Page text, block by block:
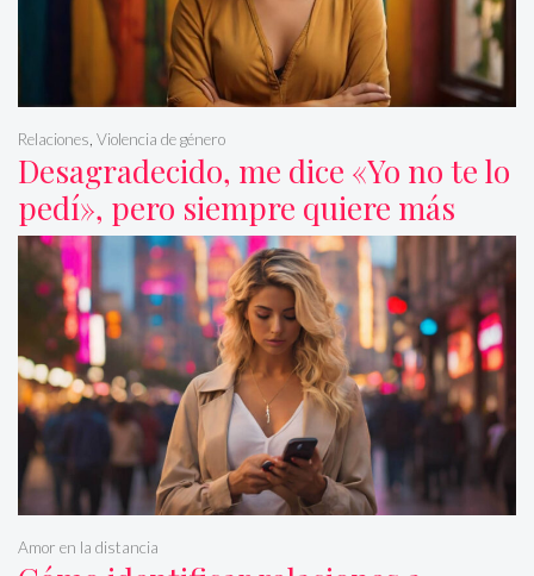
Desagradecido, me dice «Yo no te lo
pedí», pero siempre quiere más
Relaciones Violencia de género
Amor en la distancia